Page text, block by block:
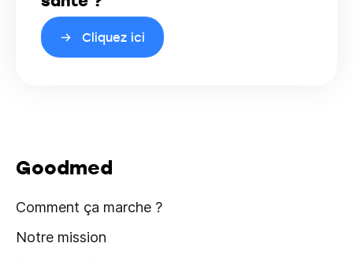
Cliquez ici
Goodmed
Comment ça marche ?
Notre mission